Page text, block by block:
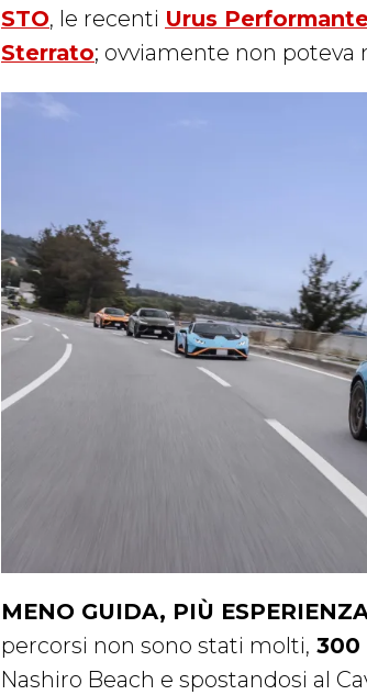
STO, le recenti Urus
Sterrato; ovviamente non poteva
MENO GUIDA, PIÙ
percorsi non sono stati molti, 300
Nashiro Beach e spostandosi al